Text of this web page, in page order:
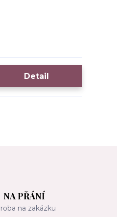
Detail
NA PŘÁNÍ
na zakázku